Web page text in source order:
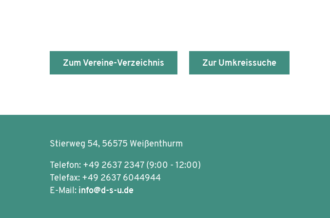
Zum Vereine-Verzeichnis Zur Umkreissuche
Stierweg 54, 56575 Weißenthurm
Telefon: +49 2637 2347 (9:00 - 12:00)
Telefax: +49 2637 6044944
E-Mail: info@d-s-u.de